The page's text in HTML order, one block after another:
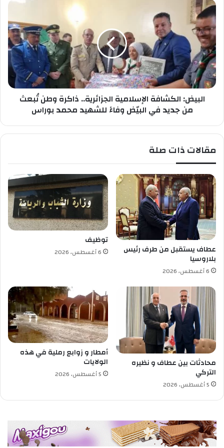
ي
ح
ذ
ر
!
ا
ل
ب
ي
ض
:
ا
ل
ك
ة
ل
إ
س
ل
ا
م
ي
ة
ا
ل
ج
ز
ا
ئ
ر
ي
ة
.
ذ
ا
ك
ر
و
ن
تُ
البيض: الكشافة الإسلامية الجزائرية.. ذاكرة وطن تُبعث
من جديد في البيّض وفاءً للشهيد محمد بوراس
مقالات ذات صلة
عطاف يستقبل من طرف رئيس
بلاروسيا
6 أغسطس، 2026
توظيف
6 أغسطس، 2026
محادثات بين عطاف و نظيره
التركي
5 أغسطس، 2026
أمطار و زوابع رملية في هذه
الولايات
5 أغسطس، 2026